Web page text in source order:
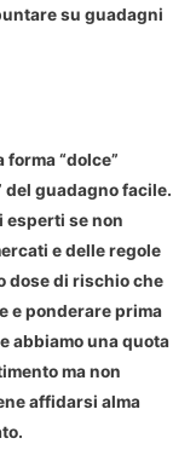
su guadagni
“dolce”
del guadagno facile.
esperti se non
e delle regole
dose di rischio che
e ponderare prima
abbiamo una quota
ma non
affidarsi alma